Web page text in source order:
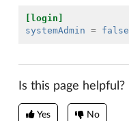
[login]
systemAdmin = false
Is this page helpful?
Yes No